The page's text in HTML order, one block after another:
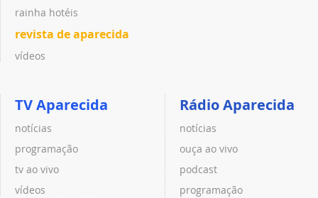
rainha hotéis
revista de aparecida
vídeos
TV Aparecida
notícias
programação
tv ao vivo
vídeos
Rádio Aparecida
notícias
ouça ao vivo
podcast
programação